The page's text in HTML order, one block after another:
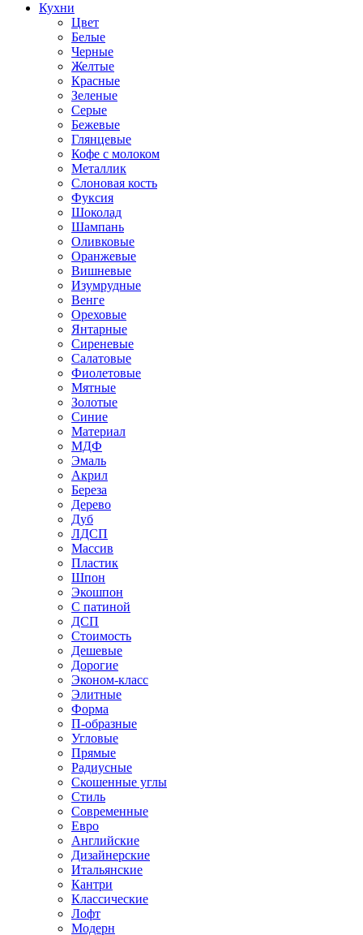
Кухни
Цвет
Белые
Черные
Желтые
Красные
Зеленые
Серые
Бежевые
Глянцевые
Кофе с молоком
Металлик
Слоновая кость
Фуксия
Шоколад
Шампань
Оливковые
Оранжевые
Вишневые
Изумрудные
Венге
Ореховые
Янтарные
Сиреневые
Салатовые
Фиолетовые
Мятные
Золотые
Синие
Материал
МДФ
Эмаль
Акрил
Береза
Дерево
Дуб
ЛДСП
Массив
Пластик
Шпон
Экошпон
С патиной
ДСП
Стоимость
Дешевые
Дорогие
Эконом-класс
Элитные
Форма
П-образные
Угловые
Прямые
Радиусные
Скошенные углы
Стиль
Современные
Евро
Английские
Дизайнерские
Итальянские
Кантри
Классические
Лофт
Модерн